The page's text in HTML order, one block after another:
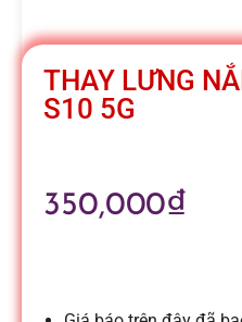
b
i
l
e
THAY LƯNG
S10 5G
350,000₫